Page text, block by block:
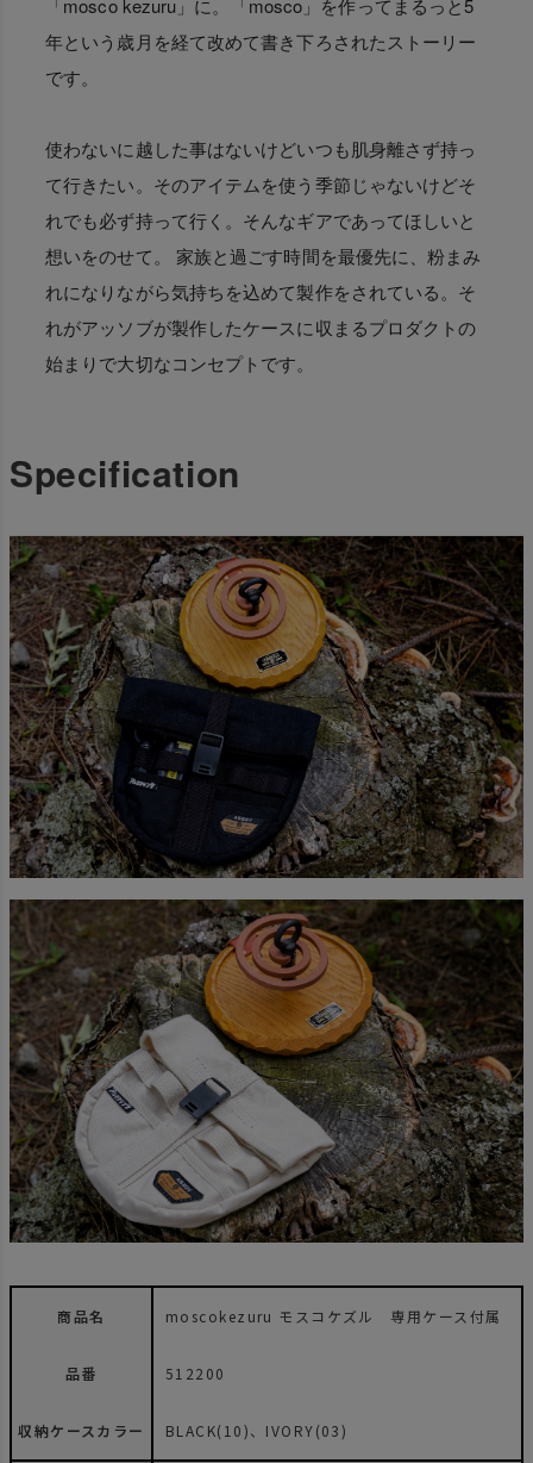
年という歳月を経て改めて書き下ろされたストーリー
です。
使わないに越した事はないけどいつも肌身離さず持っ
て行きたい。そのアイテムを使う季節じゃないけどそ
れでも必ず持って行く。そんなギアであってほしいと
想いをのせて。 家族と過ごす時間を最優先に、粉まみ
れになりながら気持ちを込めて製作をされている。そ
れがアッソブが製作したケースに収まるプロダクトの
始まりで大切なコンセプトです。
Specification
商品名 moscokezuru モスコケズル 専用ケース付属
品番 512200
収納ケースカラー BLACK(10)、IVORY(03)